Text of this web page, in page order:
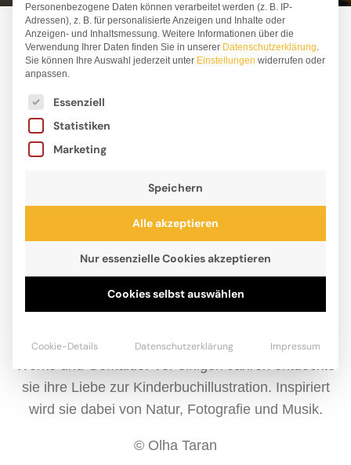
Olha Taran ist Künstlerin. Sie stammt aus der Stadt
Atelier besaß. Dort schuf sie auf traditionelle Weise
Werke und Gemälde. Vor einigen Jahren entdeckte
sie ihre Liebe zur Kinderbuchillustration. Inspiriert
wird sie dabei von Natur, Fotografie und Musik.
© Olha Taran
Personenbezogene Daten können verarbeitet werden (z. B. IP-
Adressen), z. B. für personalisierte Anzeigen und Inhalte oder
Anzeigen- und Inhaltsmessung. Weitere Informationen über die
Verwendung Ihrer Daten finden Sie in unserer Datenschutzerklärung.
Sie können Ihre Auswahl jederzeit unter Einstellungen widerrufen oder
anpassen.
Es folgt eine Liste der Service-Gruppen, für die
Essenziell
Statistiken
Marketing
Speichern
Alle akzeptieren
Nur essenzielle Cookies akzeptieren
Cookies selbst auswählen
Cookie-Details Datenschutzerklärung Impressum